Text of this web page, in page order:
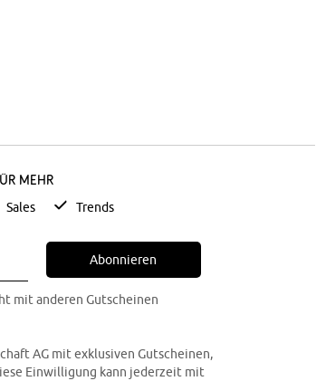
mehr
Sales Trends
Abonnieren
mit anderen Gutscheinen
AG mit exklusiven Gutscheinen,
Einwilligung kann jederzeit mit